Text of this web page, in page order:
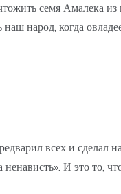
семя Амалека
народ, когда
всех и
И это то,